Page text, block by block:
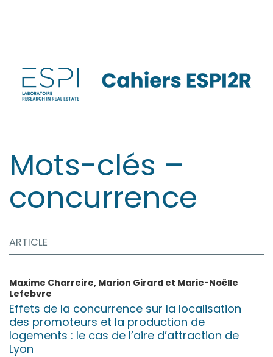
contenu
Mots-clés –
concurrence
ARTICLE
Maxime Charreire, Marion Girard et Marie-Noëlle
Lefebvre
Effets de la concurrence sur la localisation
des promoteurs et la production de
logements : le cas de l’aire d’attraction de
Lyon